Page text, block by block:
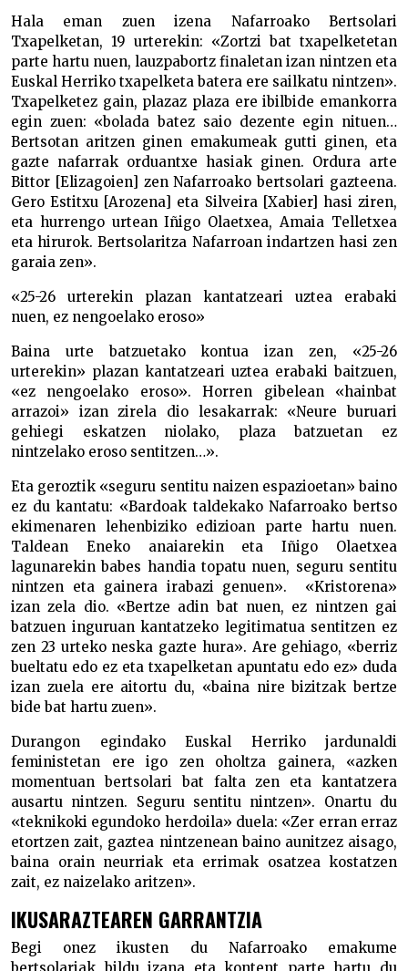
Hala eman zuen izena Nafarroako Bertsolari
Txapelketan, 19 urterekin: «Zortzi bat txapelketetan
parte hartu nuen, lauzpabortz finaletan izan nintzen eta
Euskal Herriko txapelketa batera ere sailkatu nintzen».
Txapelketez gain, plazaz plaza ere ibilbide emankorra
egin zuen: «bolada batez saio dezente egin nituen…
Bertsotan aritzen ginen emakumeak gutti ginen, eta
gazte nafarrak orduantxe hasiak ginen. Ordura arte
Bittor [Elizagoien] zen Nafarroako bertsolari gazteena.
Gero Estitxu [Arozena] eta Silveira [Xabier] hasi ziren,
eta hurrengo urtean Iñigo Olaetxea, Amaia Telletxea
eta hirurok. Bertsolaritza Nafarroan indartzen hasi zen
garaia zen».
«25-26 urterekin plazan kantatzeari uztea erabaki
nuen, ez nengoelako eroso»
Baina urte batzuetako kontua izan zen, «25-26
urterekin» plazan kantatzeari uztea erabaki baitzuen,
«ez nengoelako eroso». Horren gibelean «hainbat
arrazoi» izan zirela dio lesakarrak: «Neure buruari
gehiegi eskatzen niolako, plaza batzuetan ez
nintzelako eroso sentitzen…».
Eta geroztik «seguru sentitu naizen espazioetan» baino
ez du kantatu: «Bardoak taldekako Nafarroako bertso
ekimenaren lehenbiziko edizioan parte hartu nuen.
Taldean Eneko anaiarekin eta Iñigo Olaetxea
lagunarekin babes handia topatu nuen, seguru sentitu
nintzen eta gainera irabazi genuen». «Kristorena»
izan zela dio. «Bertze adin bat nuen, ez nintzen gai
batzuen inguruan kantatzeko legitimatua sentitzen ez
zen 23 urteko neska gazte hura». Are gehiago, «berriz
bueltatu edo ez eta txapelketan apuntatu edo ez» duda
izan zuela ere aitortu du, «baina nire bizitzak bertze
bide bat hartu zuen».
Durangon egindako Euskal Herriko jardunaldi
feministetan ere igo zen oholtza gainera, «azken
momentuan bertsolari bat falta zen eta kantatzera
ausartu nintzen. Seguru sentitu nintzen». Onartu du
«teknikoki egundoko herdoila» duela: «Zer erran erraz
etortzen zait, gaztea nintzenean baino aunitzez aisago,
baina orain neurriak eta errimak osatzea kostatzen
zait, ez naizelako aritzen».
IKUSARAZTEAREN GARRANTZIA
Begi onez ikusten du Nafarroako emakume